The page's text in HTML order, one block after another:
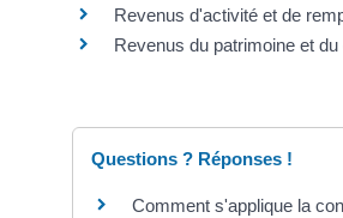
Revenus d'activité et de
Revenus du patrimoine et du
Questions ? Réponses !
Comment s'applique la